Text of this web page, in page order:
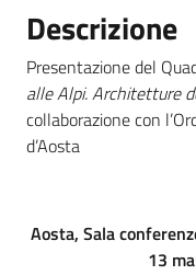
Descrizione
Presentazione del
alle Alpi. Architetture
collaborazione con
d’Aosta
Aosta, Sala
13